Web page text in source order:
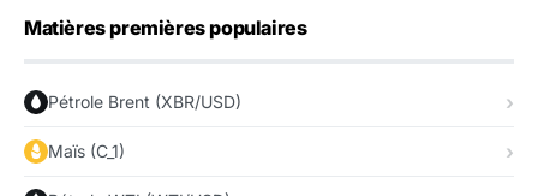
Matières premières populaires
Pétrole Brent (XBR/USD)
Maïs (C_1)